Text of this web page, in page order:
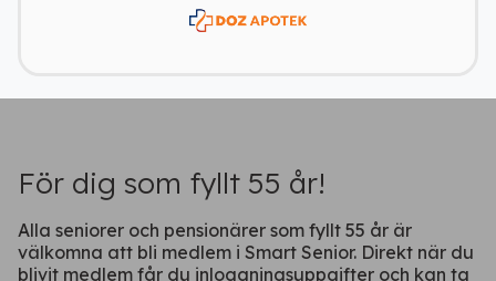
För dig som fyllt 55 år!
Alla seniorer och pensionärer som fyllt 55 år är
välkomna att bli medlem i Smart Senior. Direkt när du
blivit medlem får du inloggningsuppgifter och kan ta